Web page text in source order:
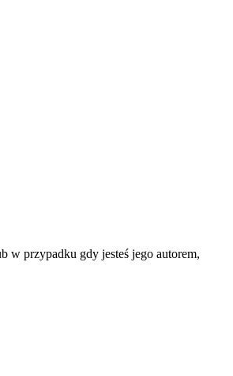
w przypadku gdy jesteś jego autorem,